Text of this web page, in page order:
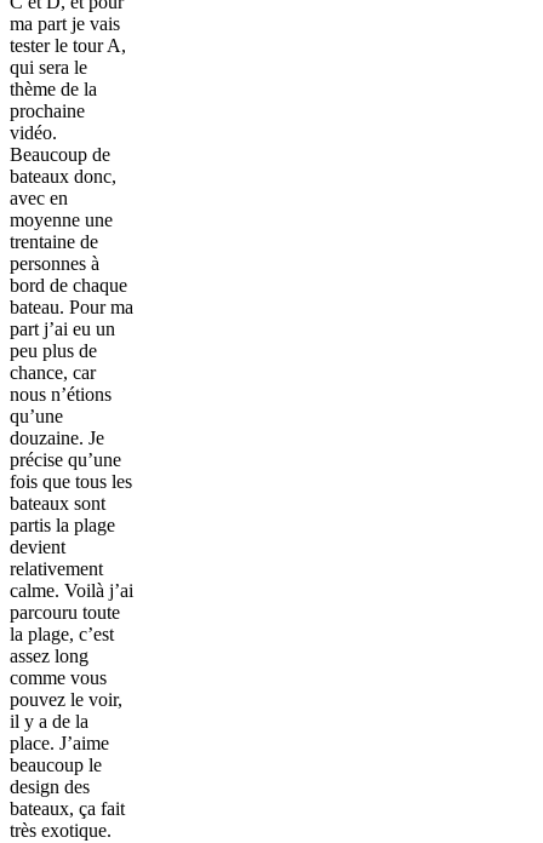
ma part je vais
tester le tour A,
qui sera le
thème de la
prochaine
vidéo.
Beaucoup de
bateaux donc,
avec en
moyenne une
trentaine de
personnes à
bord de chaque
bateau. Pour ma
part j’ai eu un
peu plus de
chance, car
nous n’étions
qu’une
douzaine. Je
précise qu’une
fois que tous les
bateaux sont
partis la plage
devient
relativement
calme. Voilà j’ai
parcouru toute
la plage, c’est
assez long
comme vous
pouvez le voir,
il y a de la
place. J’aime
beaucoup le
design des
bateaux, ça fait
très exotique.